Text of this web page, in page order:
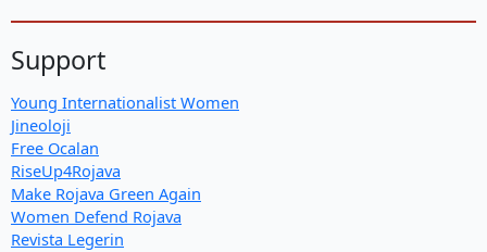
Support
Young Internationalist Women
Jineoloji
Free Ocalan
RiseUp4Rojava
Make Rojava Green Again
Women Defend Rojava
Revista Legerin